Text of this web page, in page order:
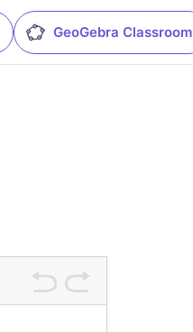
GeoGebra Classroom